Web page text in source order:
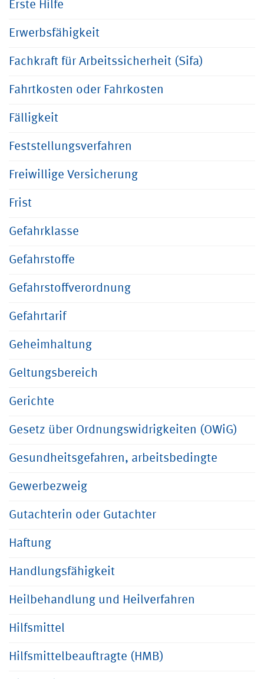
Erste Hilfe
Erwerbsfähigkeit
Fachkraft für Arbeitssicherheit (Sifa)
Fahrtkosten oder Fahrkosten
Fälligkeit
Feststellungsverfahren
Freiwillige Versicherung
Frist
Gefahrklasse
Gefahrstoffe
Gefahrstoffverordnung
Gefahrtarif
Geheimhaltung
Geltungsbereich
Gerichte
Gesetz über Ordnungswidrigkeiten (OWiG)
Gesundheitsgefahren, arbeitsbedingte
Gewerbezweig
Gutachterin oder Gutachter
Haftung
Handlungsfähigkeit
Heilbehandlung und Heilverfahren
Hilfsmittel
Hilfsmittelbeauftragte (HMB)